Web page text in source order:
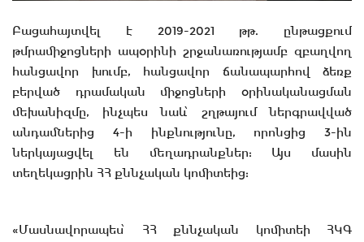
Բացահայտվել է 2019-2021 թթ. ընթացքում
թմրամիջոցների ապօրինի շրջանառությամբ զբաղվող
հանցավոր խումբ, հանցավոր ճանապարհով ձեռք
բերված դրամական միջոցների օրինականացման
մեխանիզմը, ինչպես նաև՝ շղթայում ներգրավված
անդամներից 4-ի ինքնությունը, որոնցից 3-ին
ներկայացվել են մեղադրանքներ: Այս մասին
տեղեկացրին ՀՀ քննչական կոմիտեից:
«Մասնավորապես՝ ՀՀ քննչական կոմիտեի ՀԿԳ